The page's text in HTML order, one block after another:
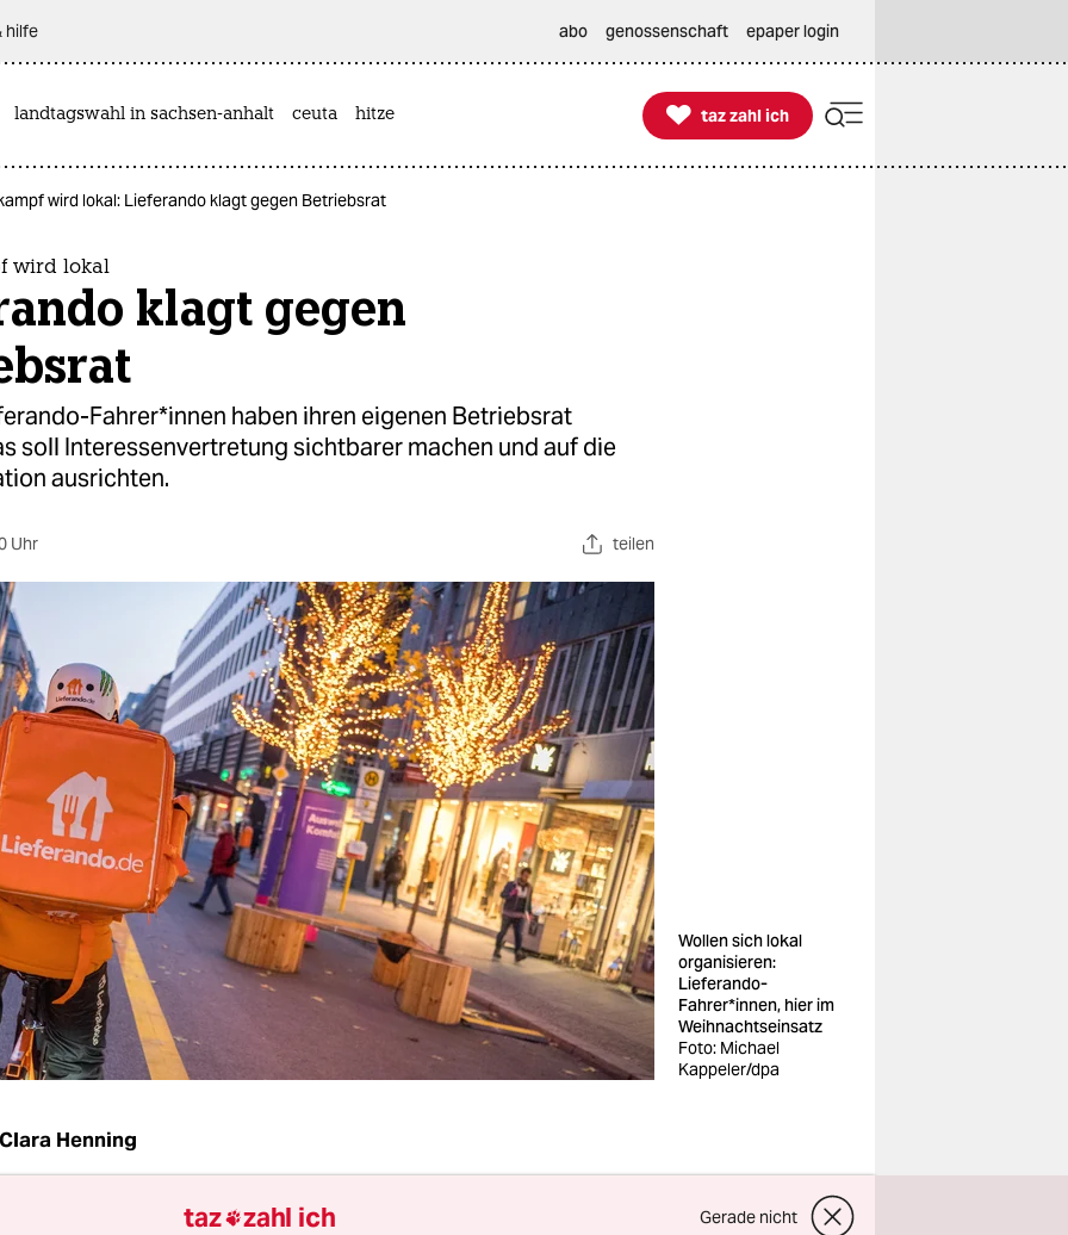
hilfe abo genossenschaft epaper login
landtagswahl in sachsen-anhalt ceuta hitze 
taz zahl ich
taz zahl ich
wird lokal: Lieferando klagt gegen Betriebsrat
wird lokal
klagt gegen
Fahrer*innen haben ihren eigenen Betriebsrat
soll Interessenvertretung sichtbarer machen und auf die
ausrichten.
Uhr teilen
Wollen sich lokal
organisieren:
Lieferando-
Fahrer*innen, hier im
Weihnachtseinsatz
Foto: Michael
Kappeler/dpa
Clara Henning
Fahrer*in verkleidete Vogelscheuche weist den Weg
taz zahl ich Gerade nicht